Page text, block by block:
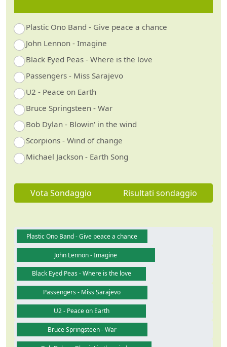
Plastic Ono Band - Give peace a chance
John Lennon - Imagine
Black Eyed Peas - Where is the love
Passengers - Miss Sarajevo
U2 - Peace on Earth
Bruce Springsteen - War
Bob Dylan - Blowin' in the wind
Scorpions - Wind of change
Michael Jackson - Earth Song
Vota Sondaggio Risultati sondaggio
Plastic Ono Band - Give peace a chance
John Lennon - Imagine
Black Eyed Peas - Where is the love
Passengers - Miss Sarajevo
U2 - Peace on Earth
Bruce Springsteen - War